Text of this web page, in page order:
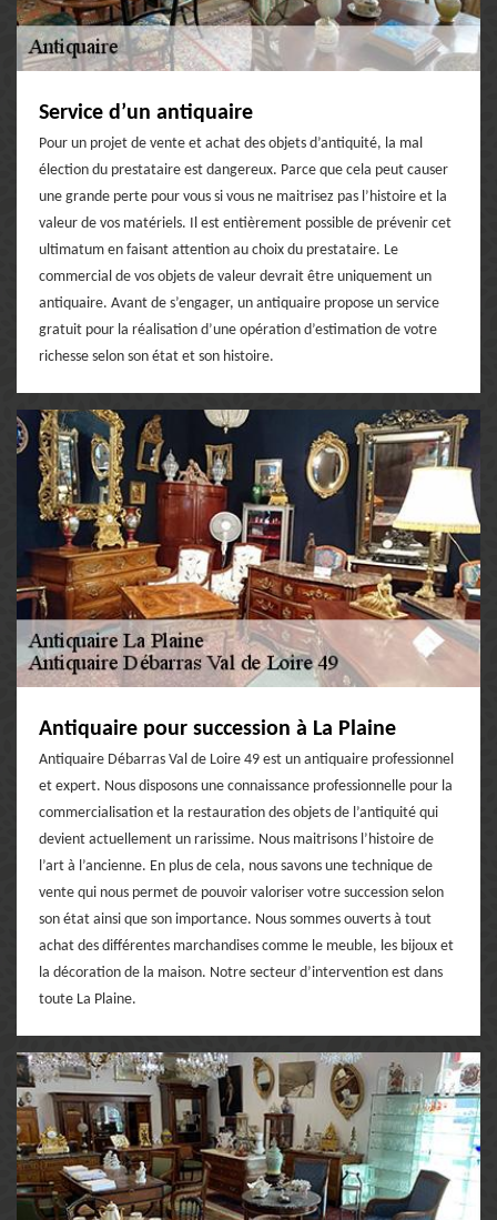
Service d’un antiquaire
Pour un projet de vente et achat des objets d’antiquité, la mal
élection du prestataire est dangereux. Parce que cela peut causer
une grande perte pour vous si vous ne maitrisez pas l’histoire et la
valeur de vos matériels. Il est entièrement possible de prévenir cet
ultimatum en faisant attention au choix du prestataire. Le
commercial de vos objets de valeur devrait être uniquement un
antiquaire. Avant de s’engager, un antiquaire propose un service
gratuit pour la réalisation d’une opération d’estimation de votre
richesse selon son état et son histoire.
Antiquaire pour succession à La Plaine
Antiquaire Débarras Val de Loire 49 est un antiquaire professionnel
et expert. Nous disposons une connaissance professionnelle pour la
commercialisation et la restauration des objets de l’antiquité qui
devient actuellement un rarissime. Nous maitrisons l’histoire de
l’art à l’ancienne. En plus de cela, nous savons une technique de
vente qui nous permet de pouvoir valoriser votre succession selon
son état ainsi que son importance. Nous sommes ouverts à tout
achat des différentes marchandises comme le meuble, les bijoux et
la décoration de la maison. Notre secteur d’intervention est dans
toute La Plaine.